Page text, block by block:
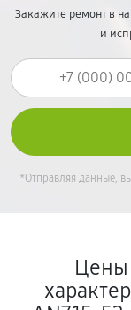
Закажите ремонт в
и
*Отправляя данные,
Цены